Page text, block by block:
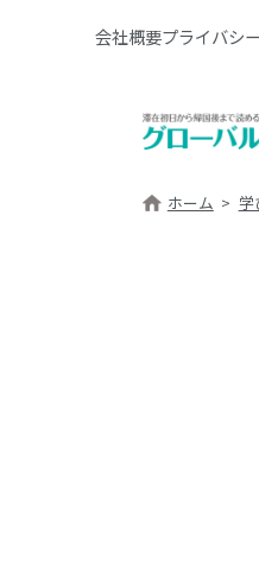
会社概要プライバシ
ホーム 学